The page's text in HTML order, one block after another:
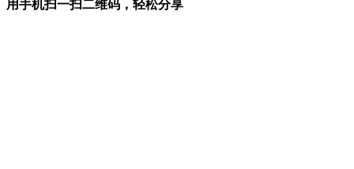
用手机扫一扫二维码，轻松分享